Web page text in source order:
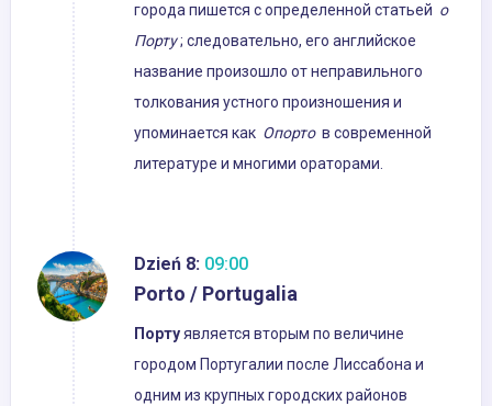
города пишется с определенной статьей о
Порту; следовательно, его английское
название произошло от неправильного
толкования устного произношения и
упоминается как Опортов современной
литературе и многими ораторами.
Dzień 8: 09:00
Porto / Portugalia
Портуявляется вторым по величине
городом Португалии после Лиссабона и
одним из крупных городских районов